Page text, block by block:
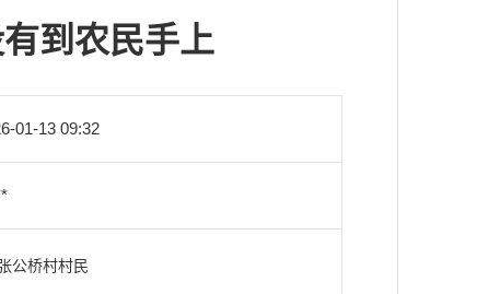
到农民手上
01-13 09:32
公桥村村民